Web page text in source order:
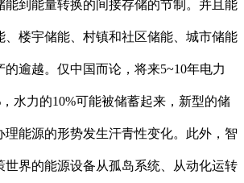
能到能量转换的间接存储的节制。并且能
、楼宇储能、村镇和社区储能、城市储能
逾越。仅中国而论，将来5~10年电力
水力的10%可能被储蓄起来，新型的储
理能源的形势发生汗青性变化。此外，智
世界的能源设备从孤岛系统、从动化运转